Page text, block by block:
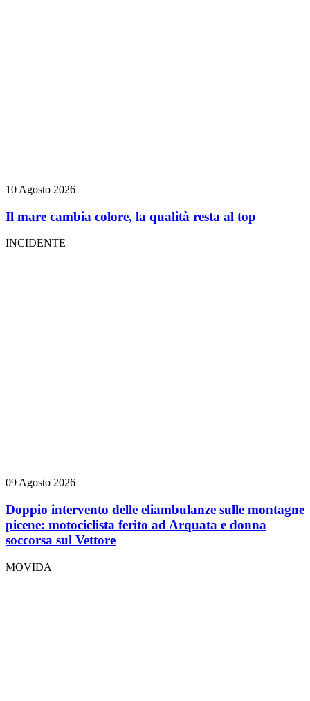
10 Agosto 2026
Il mare cambia colore, la qualità resta al top
INCIDENTE
09 Agosto 2026
Doppio intervento delle eliambulanze sulle montagne
picene: motociclista ferito ad Arquata e donna
soccorsa sul Vettore
MOVIDA